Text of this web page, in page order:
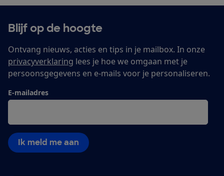
Blijf op de hoogte
Ontvang nieuws, acties en tips in je mailbox. In onze
privacyverklaring lees je hoe we omgaan met je
persoonsgegevens en e-mails voor je personaliseren.
E-mailadres
Ik meld me aan